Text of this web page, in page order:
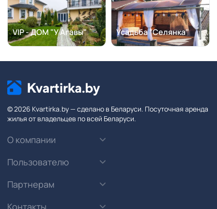
VIP - ДОМ "У Агавы" Усадьба "Селянка"
© 2026 Kvartirka.by — сделано в Беларуси. Посуточная аренда
жилья от владельцев по всей Беларуси.
О компании
Пользователю
Партнерам
Контакты